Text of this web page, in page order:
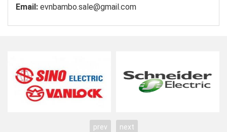
Email: evnbambo.sale@gmail.com
prev next